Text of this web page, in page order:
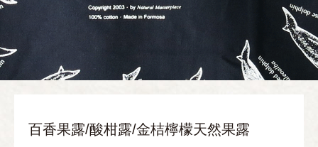
百香果露/酸柑露/金桔檸檬天然果露